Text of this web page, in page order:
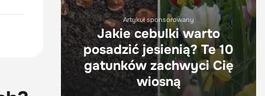
Artykuł sponsorowany
Jakie cebulki warto
posadzić jesienią? Te 10
gatunków zachwyci Cię
wiosną